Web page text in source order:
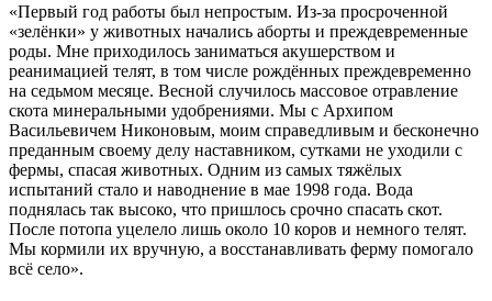
«Первый год работы был непростым. Из-за просроченной
«зелёнки» у животных начались аборты и преждевременные
роды. Мне приходилось заниматься акушерством и
реанимацией телят, в том числе рождённых преждевременно
на седьмом месяце. Весной случилось массовое отравление
скота минеральными удобрениями. Мы с Архипом
Васильевичем Никоновым, моим справедливым и бесконечно
преданным своему делу наставником, сутками не уходили с
фермы, спасая животных. Одним из самых тяжёлых
испытаний стало и наводнение в мае 1998 года. Вода
поднялась так высоко, что пришлось срочно спасать скот.
После потопа уцелело лишь около 10 коров и немного телят.
Мы кормили их вручную, а восстанавливать ферму помогало
всё село».